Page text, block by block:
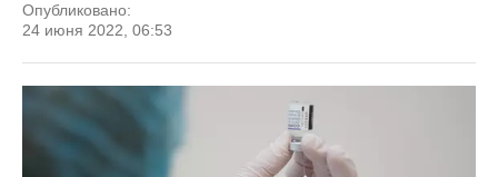
Опубликовано:
24 июня 2022, 06:53